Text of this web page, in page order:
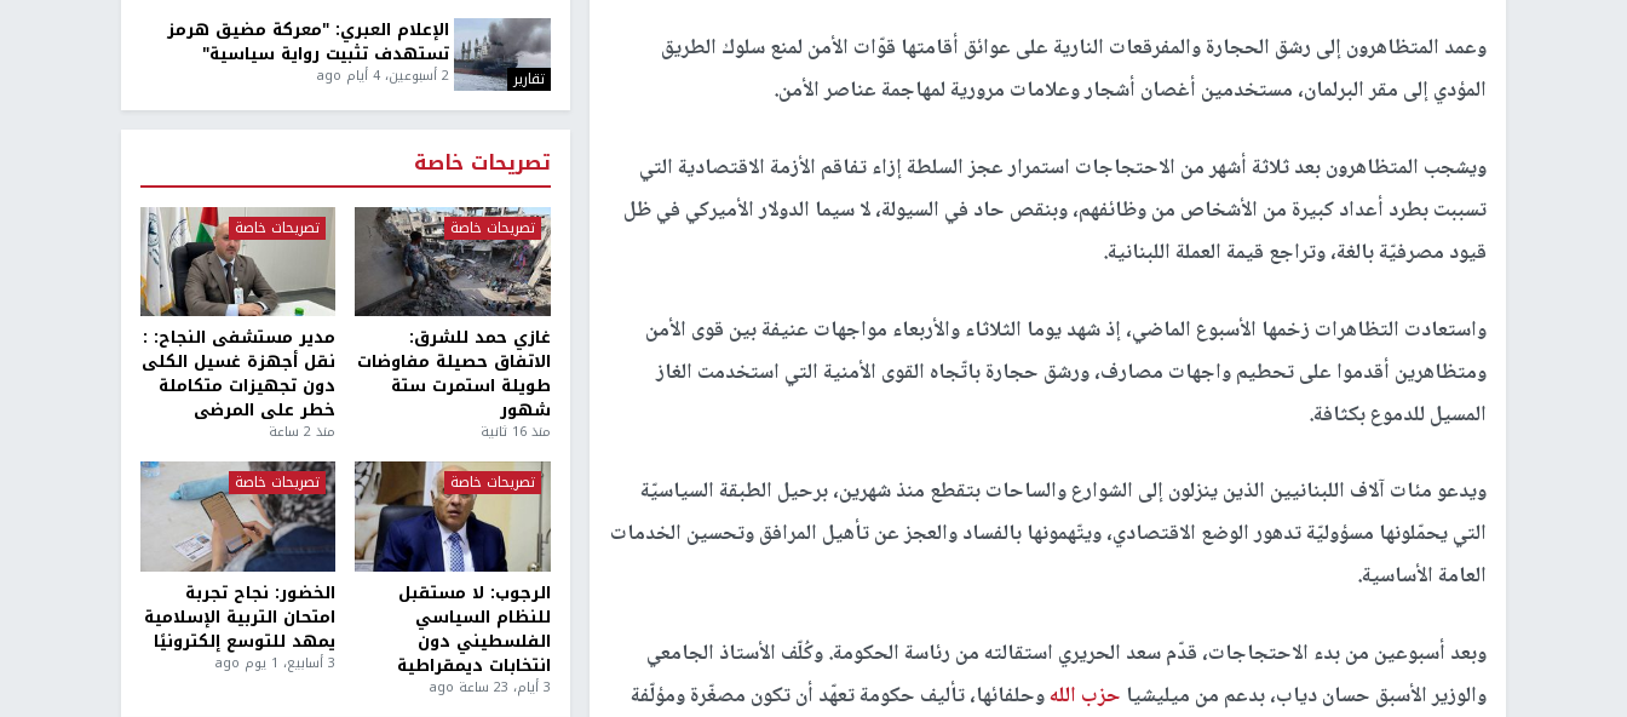
وعمد المتظاهرون إلى رشق الحجارة والمفرقعات النارية على عوائق أقامتها قوّات الأمن لمنع سلوك الطريق
المؤدي إلى مقر البرلمان، مستخدمين أغصان أشجار وعلامات مرورية لمهاجمة عناصر الأمن.
ويشجب المتظاهرون بعد ثلاثة أشهر من الاحتجاجات استمرار عجز السلطة إزاء تفاقم الأزمة الاقتصادية التي
تسببت بطرد أعداد كبيرة من الأشخاص من وظائفهم، وبنقص حاد في السيولة، لا سيما الدولار الأميركي في ظل
قيود مصرفيّة بالغة، وتراجع قيمة العملة اللبنانية.
واستعادت التظاهرات زخمها الأسبوع الماضي، إذ شهد يوما الثلاثاء والأربعاء مواجهات عنيفة بين قوى الأمن
ومتظاهرين أقدموا على تحطيم واجهات مصارف، ورشق حجارة باتّجاه القوى الأمنية التي استخدمت الغاز
المسيل للدموع بكثافة.
ويدعو مئات آلاف اللبنانيين الذين ينزلون إلى الشوارع والساحات بتقطع منذ شهرين، برحيل الطبقة السياسيّة
التي يحمّلونها مسؤوليّة تدهور الوضع الاقتصادي، ويتّهمونها بالفساد والعجز عن تأهيل المرافق وتحسين الخدمات
العامة الأساسية.
وبعد أسبوعين من بدء الاحتجاجات، قدّم سعد الحريري استقالته من رئاسة الحكومة. وكُلّف الأستاذ الجامعي
والوزير الأسبق حسان دياب، بدعم من ميليشيا حزب اللهوحلفائها، تأليف حكومة تعهّد أن تكون مصغّرة ومؤلّفة
تقارير
الإعلام العبري: "معركة مضيق هرمز
تستهدف تثبيت رواية سياسية"
2 أسبوعين، 4 أيام ago
تصريحات خاصة
تصريحات خاصة
غازي حمد للشرق:
الاتفاق حصيلة مفاوضات
طويلة استمرت ستة
شهور
منذ 16 ثانية
تصريحات خاصة
مدير مستشفى النجاح: :
نقل أجهزة غسيل الكلى
دون تجهيزات متكاملة
خطر على المرضى
منذ 2 ساعة
تصريحات خاصة
الرجوب: لا مستقبل
للنظام السياسي
الفلسطيني دون
انتخابات ديمقراطية
3 أيام، 23 ساعة ago
تصريحات خاصة
الخضور: نجاح تجربة
امتحان التربية الإسلامية
يمهد للتوسع إلكترونيًا
3 أسابيع، 1 يوم ago